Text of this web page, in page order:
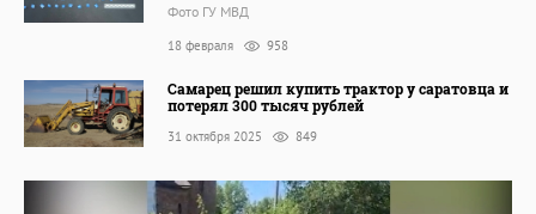
Фото ГУ МВД
18 февраля 958
Самарец решил купить трактор у саратовца и
потерял 300 тысяч рублей
31 октября 2025 849